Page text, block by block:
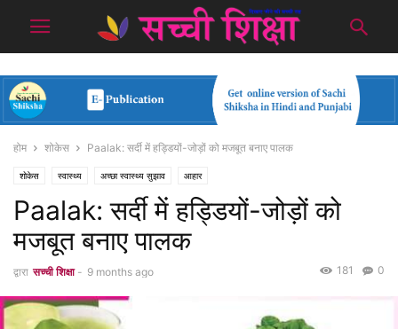
होम शोकेस Paalak: सर्दी में हड्डियों-जोड़ों को मजबूत बनाए पालक
शोकेस स्वास्थ्य अच्छा स्वास्थ्य सुझाव आहार
Paalak: सर्दी में हड्डियों-जोड़ों को
मजबूत बनाए पालक
द्वारा सच्ची शिक्षा - 9 months ago 0
181